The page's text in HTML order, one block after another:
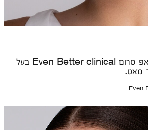
השתמשי במייק-אפ סרום Even Better clinical בעל
מאט.